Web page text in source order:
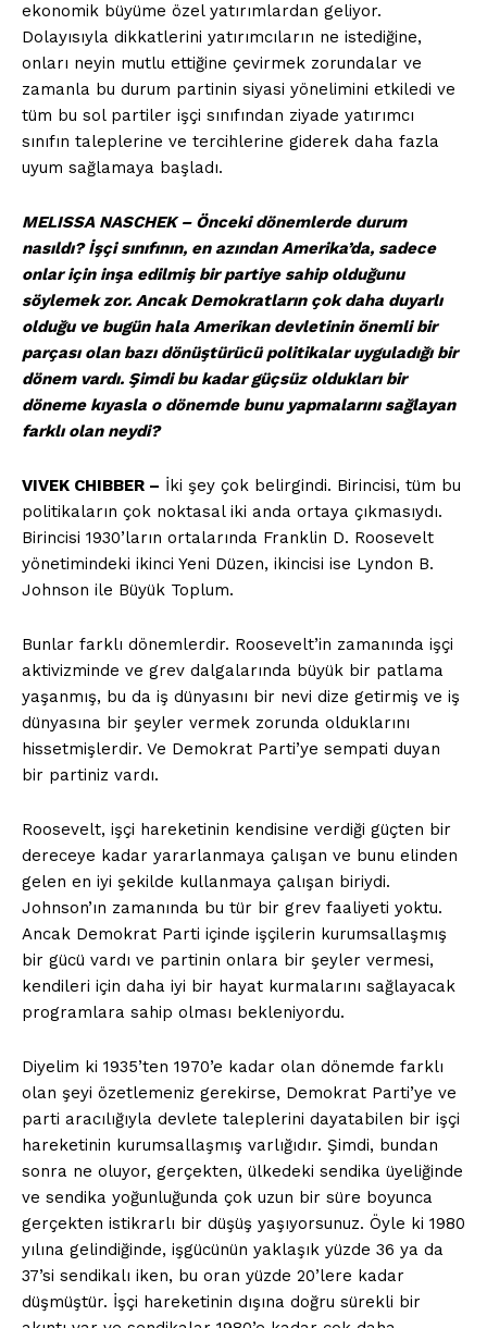
ekonomik büyüme özel yatırımlardan geliyor.
Dolayısıyla dikkatlerini yatırımcıların ne istediğine,
onları neyin mutlu ettiğine çevirmek zorundalar ve
zamanla bu durum partinin siyasi yönelimini etkiledi ve
tüm bu sol partiler işçi sınıfından ziyade yatırımcı
sınıfın taleplerine ve tercihlerine giderek daha fazla
uyum sağlamaya başladı.
MELISSA NASCHEK – Önceki dönemlerde durum
nasıldı? İşçi sınıfının, en azından Amerika’da, sadece
onlar için inşa edilmiş bir partiye sahip olduğunu
söylemek zor. Ancak Demokratların çok daha duyarlı
olduğu ve bugün hala Amerikan devletinin önemli bir
parçası olan bazı dönüştürücü politikalar uyguladığı bir
dönem vardı. Şimdi bu kadar güçsüz oldukları bir
döneme kıyasla o dönemde bunu yapmalarını sağlayan
farklı olan neydi?
VIVEK CHIBBER – İki şey çok belirgindi. Birincisi, tüm bu
politikaların çok noktasal iki anda ortaya çıkmasıydı.
Birincisi 1930’ların ortalarında Franklin D. Roosevelt
yönetimindeki ikinci Yeni Düzen, ikincisi ise Lyndon B.
Johnson ile Büyük Toplum.
Bunlar farklı dönemlerdir. Roosevelt’in zamanında işçi
aktivizminde ve grev dalgalarında büyük bir patlama
yaşanmış, bu da iş dünyasını bir nevi dize getirmiş ve iş
dünyasına bir şeyler vermek zorunda olduklarını
hissetmişlerdir. Ve Demokrat Parti’ye sempati duyan
bir partiniz vardı.
Roosevelt, işçi hareketinin kendisine verdiği güçten bir
dereceye kadar yararlanmaya çalışan ve bunu elinden
gelen en iyi şekilde kullanmaya çalışan biriydi.
Johnson’ın zamanında bu tür bir grev faaliyeti yoktu.
Ancak Demokrat Parti içinde işçilerin kurumsallaşmış
bir gücü vardı ve partinin onlara bir şeyler vermesi,
kendileri için daha iyi bir hayat kurmalarını sağlayacak
programlara sahip olması bekleniyordu.
Diyelim ki 1935’ten 1970’e kadar olan dönemde farklı
olan şeyi özetlemeniz gerekirse, Demokrat Parti’ye ve
parti aracılığıyla devlete taleplerini dayatabilen bir işçi
hareketinin kurumsallaşmış varlığıdır. Şimdi, bundan
sonra ne oluyor, gerçekten, ülkedeki sendika üyeliğinde
ve sendika yoğunluğunda çok uzun bir süre boyunca
gerçekten istikrarlı bir düşüş yaşıyorsunuz. Öyle ki 1980
yılına gelindiğinde, işgücünün yaklaşık yüzde 36 ya da
37’si sendikalı iken, bu oran yüzde 20’lere kadar
düşmüştür. İşçi hareketinin dışına doğru sürekli bir